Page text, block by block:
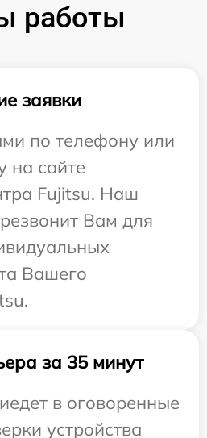
работы
заявки
по телефону или
на сайте
Fujitsu. Наш
Вам для
Вашего
за 35 минут
в оговоренные
устройства